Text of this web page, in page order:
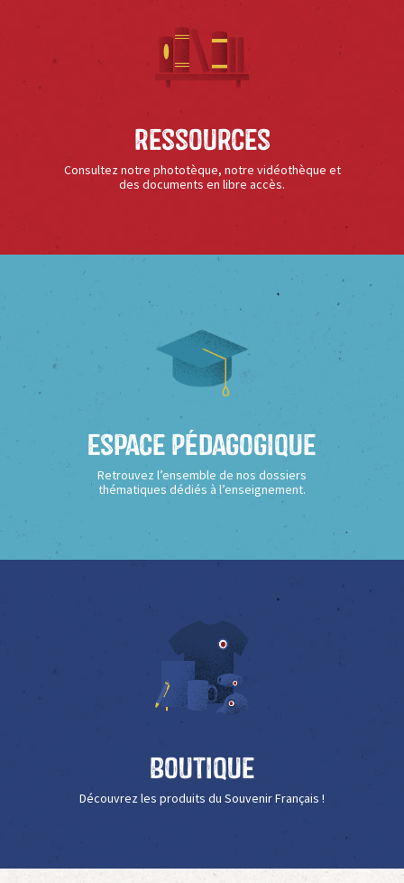
Ressources
Consultez notre phototèque, notre vidéothèque et
des documents en libre accès.
Espace Pédagogique
Retrouvez l’ensemble de nos dossiers
thématiques dédiés à l’enseignement.
Boutique
Découvrez les produits du Souvenir Français !